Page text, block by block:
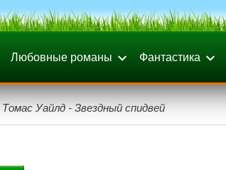
Любовные романы Фантастика
Томас Уайлд - Звездный спидвей